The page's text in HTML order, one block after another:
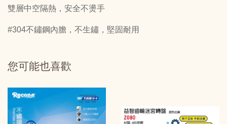
雙層中空隔熱，安全不燙手
#304不鏽鋼內膽，不生鏽，堅固耐用
您可能也喜歡